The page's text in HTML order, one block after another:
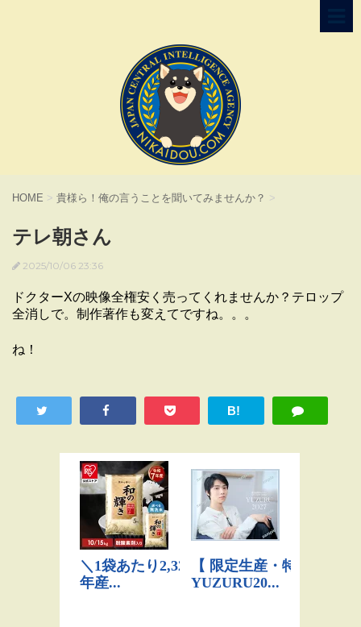
HOME > 貴様ら！俺の言うことを聞いてみませんか？ >
テレ朝さん
2025/10/06 23:36
ドクターXの映像全権安く売ってくれませんか？テロップ
全消しで。制作著作も変えてですね。。。
ね！
B!